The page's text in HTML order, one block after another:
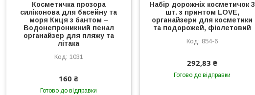
Косметичка прозора
силіконова для басейну та
моря Киця з бантом –
Водонепроникний пенал
органайзер для пляжу та
літака
1031
160 ₴
Готово до відправки
Набір дорожніх косметичок 3
шт. з принтом LOVE,
органайзери для косметики
та подорожей, фіолетовий
854-6
292,83 ₴
Готово до відправки